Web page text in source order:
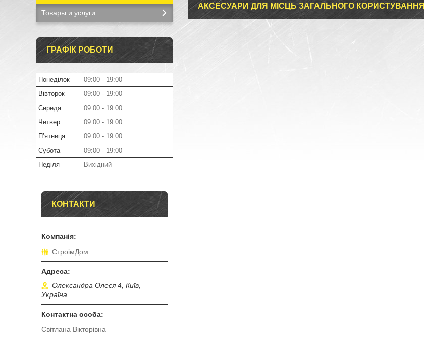
АКСЕСУАРИ ДЛЯ МІСЦЬ ЗАГАЛЬНОГО КОРИСТУВАННЯ
Товары и услуги
ГРАФІК РОБОТИ
Понеділок 09:00
19:00
Вівторок
09:00
19:00
Середа
09:00
19:00
Четвер
09:00
19:00
Пʼятниця
09:00
19:00
Субота
09:00
19:00
Неділя
Вихідний
КОНТАКТИ
СтроімДом
Олександра Олеся 4, Київ,
Україна
Світлана Вікторівна